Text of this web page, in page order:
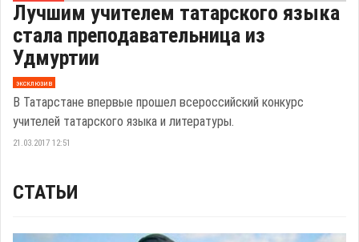
Лучшим учителем татарского языка
стала преподавательница из
Удмуртии
эксклюзив
В Татарстане впервые прошел всероссийский конкурс
учителей татарского языка и литературы.
21.03.2017 12:51
СТАТЬИ